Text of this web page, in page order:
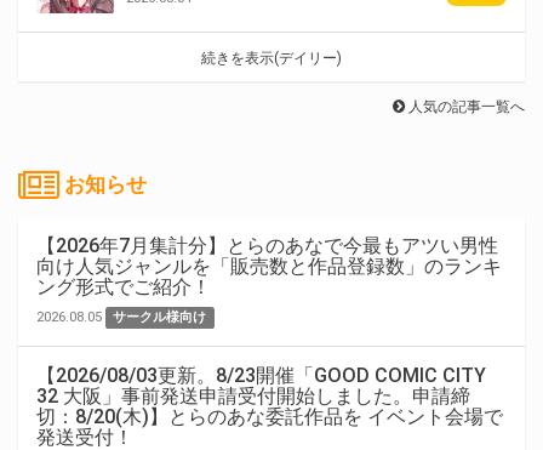
続きを表示(デイリー)
人気の記事一覧へ
お知らせ
【2026年7月集計分】とらのあなで今最もアツい男性
向け人気ジャンルを「販売数と作品登録数」のランキ
ング形式でご紹介！
2026.08.05 サークル様向け
【2026/08/03更新。8/23開催「GOOD COMIC CITY
32 大阪」事前発送申請受付開始しました。申請締
切：8/20(木)】とらのあな委託作品を イベント会場で
発送受付！